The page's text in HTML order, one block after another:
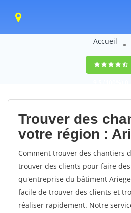
Accueil
9,5(100%)0
votes
Trouver des
votre région :
Comment trouver des chantiers
trouver des clients pour faire
qu'entreprise du bâtiment
facile de trouver des clients et
réaliser rapidement. Notre